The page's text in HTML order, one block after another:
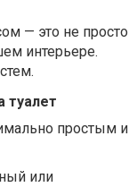
— это не просто
интерьере.
туалет
простым и
или